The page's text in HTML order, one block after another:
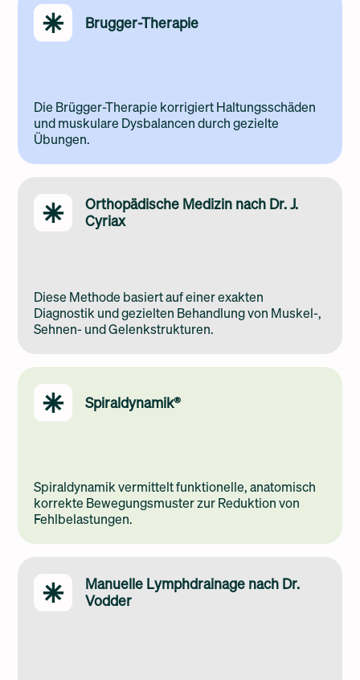
Brugger-Therapie
Die Brügger-Therapie korrigiert Haltungsschäden
und muskulare Dysbalancen durch gezielte
Übungen.
Orthopädische Medizin nach Dr. J.
Cyriax
Diese Methode basiert auf einer exakten
Diagnostik und gezielten Behandlung von Muskel-,
Sehnen- und Gelenkstrukturen.
Spiraldynamik®
Spiraldynamik vermittelt funktionelle, anatomisch
korrekte Bewegungsmuster zur Reduktion von
Fehlbelastungen.
Manuelle Lymphdrainage nach Dr.
Vodder